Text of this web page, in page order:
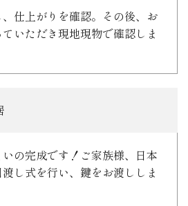
仕上がりを確認。その後、お
いただき現地現物で確認しま
の完成です！ご家族様、日本
し式を行い、鍵をお渡ししま